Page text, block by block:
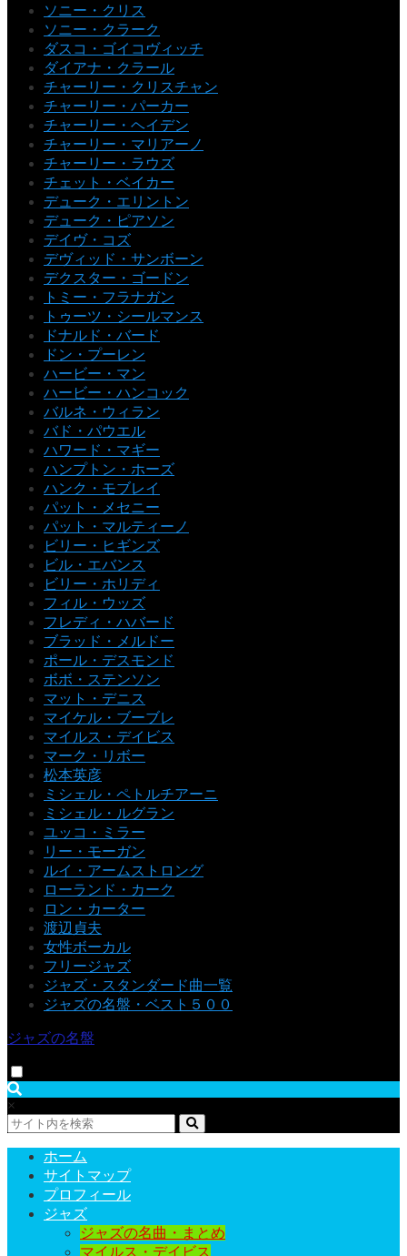
ソニー・クリス
ソニー・クラーク
ダスコ・ゴイコヴィッチ
ダイアナ・クラール
チャーリー・クリスチャン
チャーリー・パーカー
チャーリー・ヘイデン
チャーリー・マリアーノ
チャーリー・ラウズ
チェット・ベイカー
デューク・エリントン
デューク・ピアソン
デイヴ・コズ
デヴィッド・サンボーン
デクスター・ゴードン
トミー・フラナガン
トゥーツ・シールマンス
ドナルド・バード
ドン・プーレン
ハービー・マン
ハービー・ハンコック
バルネ・ウィラン
バド・パウエル
ハワード・マギー
ハンプトン・ホーズ
ハンク・モブレイ
パット・メセニー
パット・マルティーノ
ビリー・ヒギンズ
ビル・エバンス
ビリー・ホリディ
フィル・ウッズ
フレディ・ハバード
ブラッド・メルドー
ポール・デスモンド
ボボ・ステンソン
マット・デニス
マイケル・ブーブレ
マイルス・デイビス
マーク・リボー
松本英彦
ミシェル・ペトルチアーニ
ミシェル・ルグラン
ユッコ・ミラー
リー・モーガン
ルイ・アームストロング
ローランド・カーク
ロン・カーター
渡辺貞夫
女性ボーカル
フリージャズ
ジャズ・スタンダード曲一覧
ジャズの名盤・ベスト５００
ジャズの名盤
×
ホーム
サイトマップ
プロフィール
ジャズ
ジャズの名曲・まとめ
マイルス・デイビス